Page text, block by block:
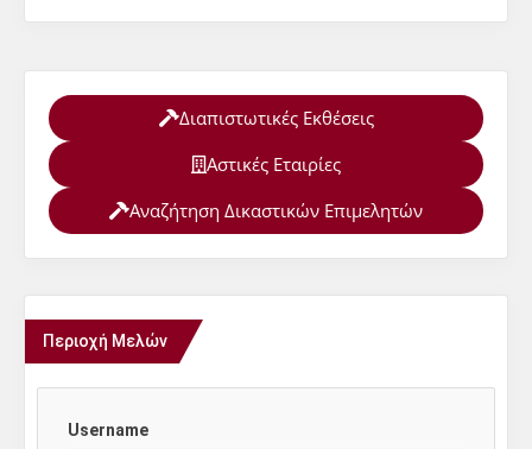
Διαπιστωτικές Εκθέσεις
Αστικές Εταιρίες
Αναζήτηση Δικαστικών Επιμελητών
Περιοχή Μελών
Username